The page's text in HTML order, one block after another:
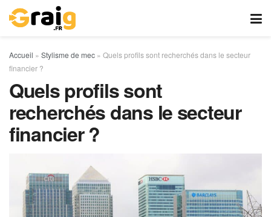
Accueil » Stylisme de mec » Quels profils sont recherchés dans le secteur
financier ?
Quels profils sont
recherchés dans le secteur
financier ?